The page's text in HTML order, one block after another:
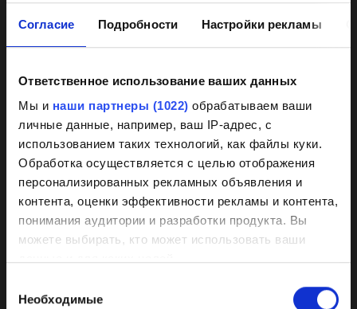
Согласие Подробности Настройки рекламы
Ответственное использование ваших данных
Мы и наши партнеры (1022) обрабатываем ваши
личные данные, например, ваш IP-адрес, с
использованием таких технологий, как файлы куки.
Обработка осуществляется с целью отображения
персонализированных рекламных объявления и
контента, оценки эффективности рекламы и контента,
понимания аудитории и разработки продукта. Вы
можете выбирать, кто может использовать ваши
Если вы разрешите, мы также хотели бы:
согласия
Необходимые
Background
knowledge on coated
pumps
Our HPC coating has demonstrated itself
as the best of its kind market-wide
Wear, corrosion, and deposits are
effectively prevented by a smooth
herborner.XS-N
узнать больше
herborner.XS-N-
PM